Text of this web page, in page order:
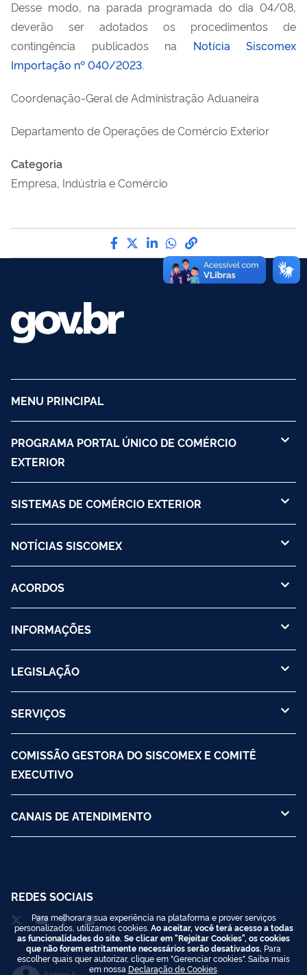
Desse modo, na parada programada do dia 04/08,
deverão ser adotados os procedimentos de
contingência publicados na Notícia Siscomex
Importação nº 040/2023.
Coordenação-Geral de Administração Aduaneira
Departamento de Operações de Comércio Exterior
Categoria
Empresa, Indústria e Comércio
Compartilhe por Facebook
Compartilhe por Twitter
Compartilhe por
Compartilhe por
link para Copiar
MENU PRINCIPAL
PROGRAMA PORTAL ÚNICO DE COMÉRCIO
EXTERIOR
SISTEMAS DE COMÉRCIO EXTERIOR
NOTÍCIAS SISCOMEX
ACORDOS
INFORMAÇÕES
LEGISLAÇÃO
SERVIÇOS
COMISSÃO GESTORA DO SISCOMEX E COMITÊ
EXECUTIVO
CANAIS DE ATENDIMENTO
REDES SOCIAIS
Para melhorar a sua experiência na plataforma e prover serviços
personalizados, utilizamos cookies. Ao aceitar, você terá acesso a todas
as funcionalidades do site. Se clicar em "Rejeitar Cookies", os cookies
que não forem estritamente necessários serão desativados. Para
escolher quais quer autorizar, clique em "Gerenciar cookies". Saiba mais
em nossa Declaração de Cookies.